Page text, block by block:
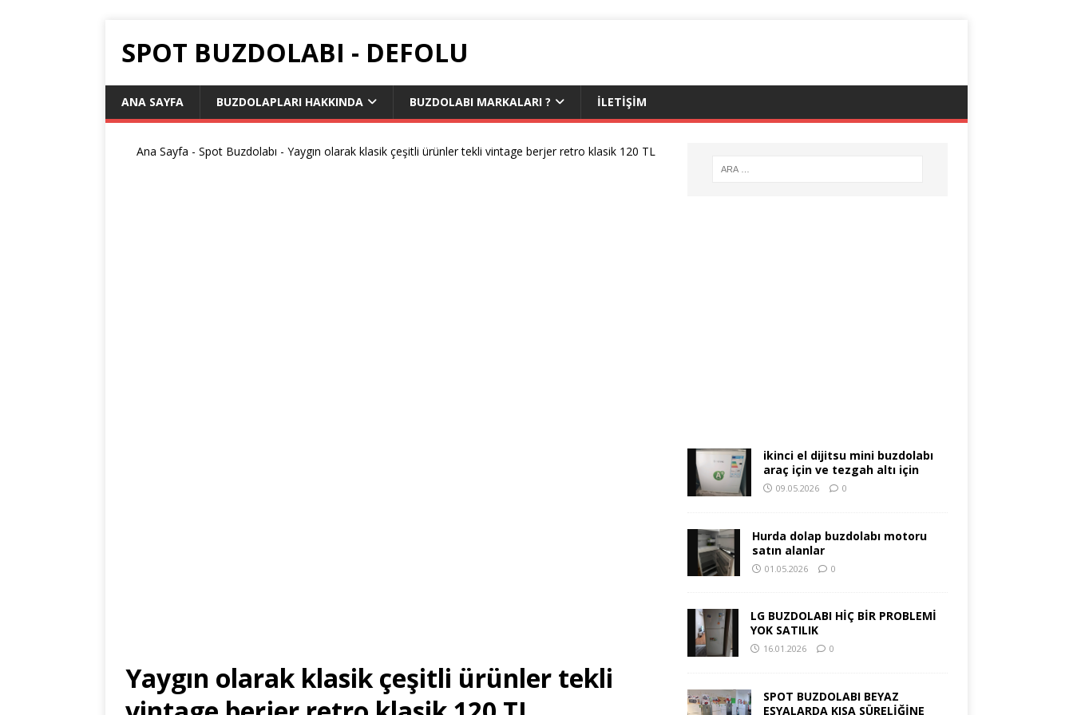
SPOT BUZDOLABI - DEFOLU
ANA SAYFA BUZDOLAPLARI HAKKINDA BUZDOLABI MARKALARI ? İLETIŞIM
Ana Sayfa -Spot Buzdolabı -Yaygın olarak klasik çeşitli ürünler tekli vintage berjer retro klasik 120 TL
Yaygın olarak klasik çeşitli ürünler tekli
ikinci el dijitsu mini buzdolabı
araç için ve tezgah altı için
09.05.2026 0
Hurda dolap buzdolabı motoru
satın alanlar
01.05.2026 0
LG BUZDOLABI HİÇ BİR PROBLEMİ
YOK SATILIK
16.01.2026 0
SPOT BUZDOLABI BEYAZ
EŞYALARDA KISA SÜRELİĞİNE